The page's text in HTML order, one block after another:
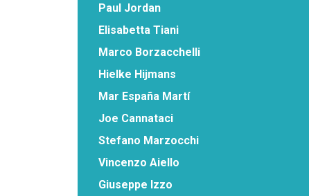
Paul Jordan
Elisabetta Tiani
Marco Borzacchelli
Hielke Hijmans
Mar España Martí
Joe Cannataci
Stefano Marzocchi
Vincenzo Aiello
Giuseppe Izzo